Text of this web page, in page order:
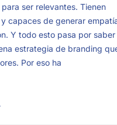
ser relevantes. Tienen
capaces de generar
Y todo esto pasa por saber
estrategia de branding
Por eso ha